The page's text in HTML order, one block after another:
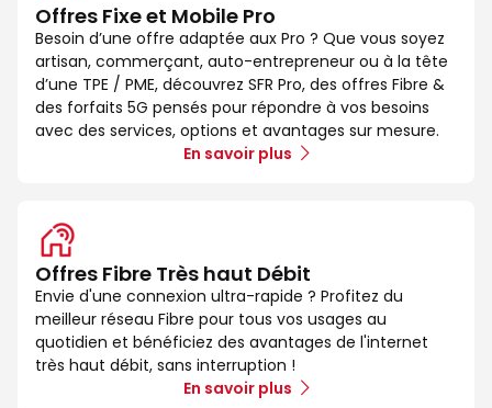
Offres Fixe et Mobile Pro
Besoin d’une offre adaptée aux Pro ? Que vous soyez
artisan, commerçant, auto-entrepreneur ou à la tête
d’une TPE / PME, découvrez SFR Pro, des offres Fibre &
des forfaits 5G pensés pour répondre à vos besoins
avec des services, options et avantages sur mesure.
En savoir plus
Offres Fibre Très haut Débit
Envie d'une connexion ultra-rapide ? Profitez du
meilleur réseau Fibre pour tous vos usages au
quotidien et bénéficiez des avantages de l'internet
très haut débit, sans interruption !
En savoir plus